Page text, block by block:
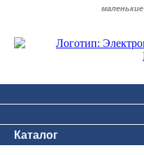
маленькие
Каталог